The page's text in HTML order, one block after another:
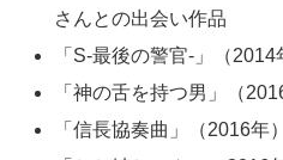
さんとの出会い作品
「S‐最後の警官‐」（2014
「神の舌を持つ男」（
「信長協奏曲」（2016年）